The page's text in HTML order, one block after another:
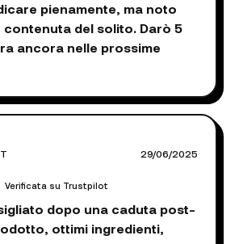
pienamente, ma noto
contenuta del solito. Darò 5
ancora nelle prossime
29/06/2025
Verificata su Trustpilot
dopo una caduta post-
ottimi ingredienti,